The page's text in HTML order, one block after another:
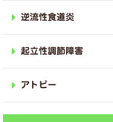
逆流性食道炎
起立性調節障害
アトピー